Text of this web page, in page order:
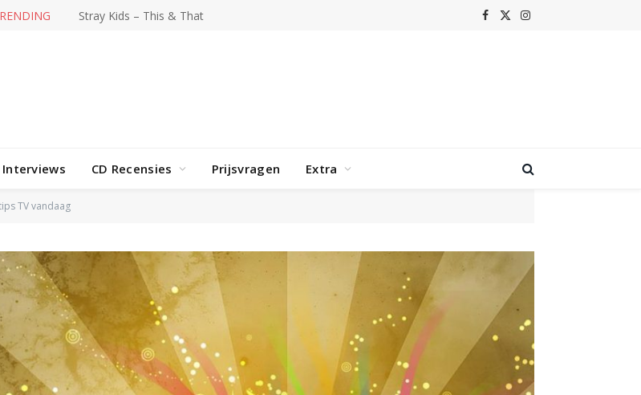
Stray Kids – This & That Facebook
X
Instagram
Interviews CD Recensies Prijsvragen Extra
TV vandaag